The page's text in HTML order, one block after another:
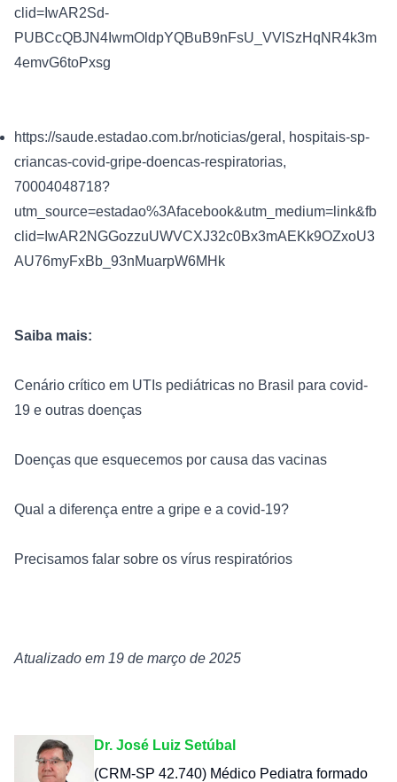
clid=IwAR2Sd-
PUBCcQBJN4IwmOldpYQBuB9nFsU_VVlSzHqNR4k3m
4emvG6toPxsg
https://saude.estadao.com.br/noticias/geral, hospitais-sp-
criancas-covid-gripe-doencas-respiratorias,
70004048718?
utm_source=estadao%3Afacebook&utm_medium=link&fb
clid=IwAR2NGGozzuUWVCXJ32c0Bx3mAEKk9OZxoU3
AU76myFxBb_93nMuarpW6MHk
Saiba mais:
Cenário crítico em UTIs pediátricas no Brasil para covid-
19 e outras doenças
Doenças que esquecemos por causa das vacinas
Qual a diferença entre a gripe e a covid-19?
Precisamos falar sobre os vírus respiratórios
Atualizado em 19 de março de 2025
Dr. José Luiz Setúbal
(CRM-SP 42.740) Médico Pediatra formado